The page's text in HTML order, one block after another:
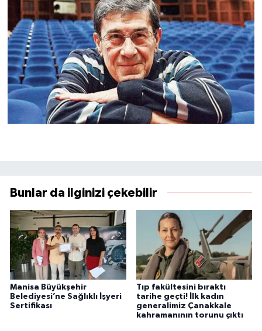
Bunlar da ilginizi çekebilir
Manisa Büyükşehir
Belediyesi’ne Sağlıklı İşyeri
Sertifikası
Tıp fakültesini bıraktı
tarihe geçti! İlk kadın
generalimiz Çanakkale
kahramanının torunu çıktı